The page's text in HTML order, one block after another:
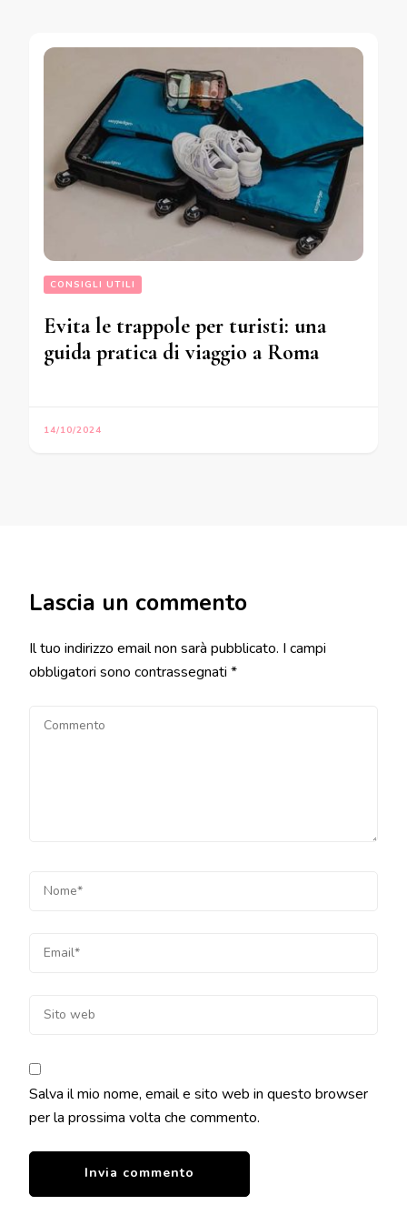
CONSIGLI UTILI
Evita le trappole per turisti: una
guida pratica di viaggio a Roma
14/10/2024
Lascia un commento
Il tuo indirizzo email non sarà pubblicato. I campi
obbligatori sono contrassegnati *
Salva il mio nome, email e sito web in questo browser
per la prossima volta che commento.